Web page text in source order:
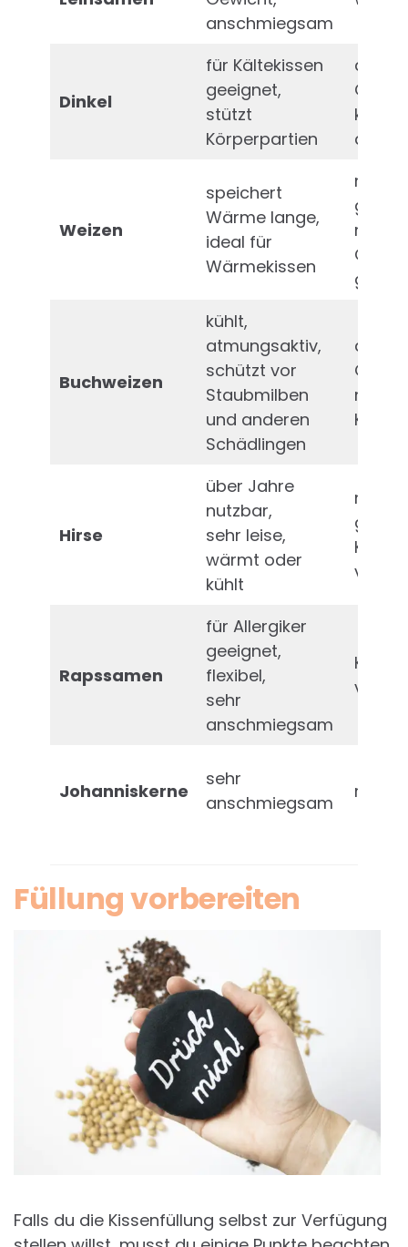
anschmiegsam
Dinkel
für Kältekissen
geeignet,
stützt
Körperpartien
kann
Weizen
speichert
Wärme lange,
ideal für
Wärmekissen
nicht
nicht
Buchweizen
kühlt,
atmungsaktiv,
schützt vor
Staubmilben
und anderen
Schädlingen
nicht
Hirse
über Jahre
nutzbar,
sehr leise,
wärmt oder
kühlt
nicht
Rapssamen
für Allergiker
geeignet,
flexibel,
sehr
anschmiegsam
Johanniskerne
sehr
anschmiegsam
recht
Füllung vorbereiten
Falls du die Kissenfüllung selbst zur Verfügung